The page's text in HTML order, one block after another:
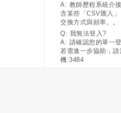
A: 教師歷程系統介
含某些「CSV匯入
交換方式與頻率。。
Q: 我無法登入?
A: 請確認您的單一
若需進一步協助，
機:3484